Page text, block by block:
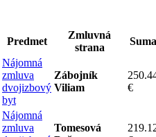
Predmet
Zmluvná
strana
Suma
Nájomná
zmluva
dvojizbový
byt
Zábojník
Viliam
€
Nájomná
zmluva
Tomesová